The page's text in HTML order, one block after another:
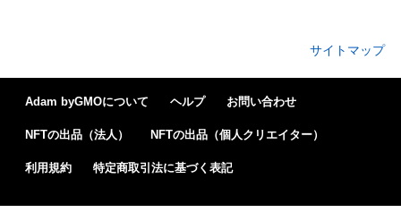
サイトマップ
Adam byGMOについて ヘルプ お問い合わせ
NFTの出品（法人） NFTの出品（個人クリエイター）
利用規約 特定商取引法に基づく表記